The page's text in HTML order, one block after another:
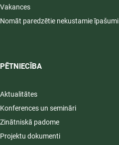
Vakances
Nomāt paredzētie nekustamie īpašumi
PĒTNIECĪBA
Aktualitātes
Konferences un semināri
Zinātniskā padome
Projektu dokumenti